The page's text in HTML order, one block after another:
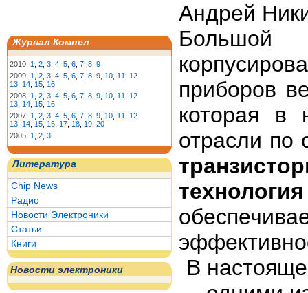
Журнал Компел
2010: 1 2 3 4 5 6 7 8 9
2009: 1 2 3 4 5 6 7 8 9 10 11
12
13 14 15 16
2008: 1 2 3 4 5 6 7 8 9 10 11
12
13 14 15 16
2007: 1 2 3 4 5 6 7 8 9 10 11
12
13 14 15 16 17 18 19 20
2005: 1 2 3
Литература
Chip News
Радио
Новости Электроники
Статьи
Книги
Новости электроники
Андрей
Большой
приборов
которая в
отрасли по
В